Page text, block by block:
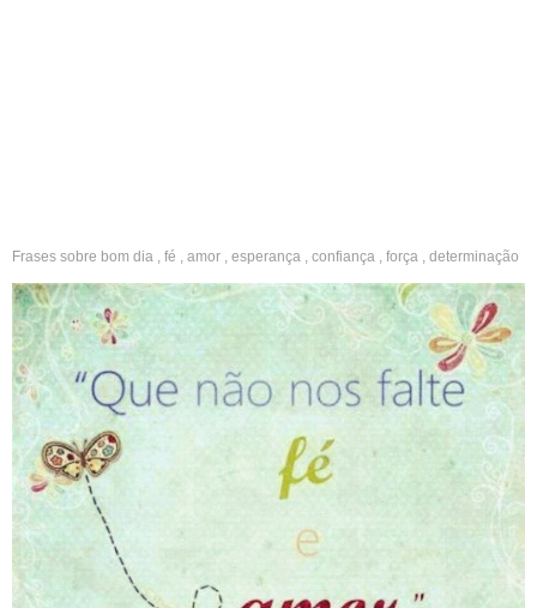
Frases sobre bom dia , fé , amor , esperança , confiança , força , determinação